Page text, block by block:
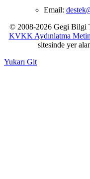
Email:
© 2008-2026 Gegi Bilgi
KVKK Aydınlatma
sitesinde yer
Yukarı Git